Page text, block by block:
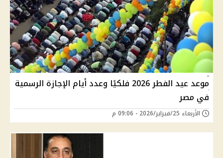
موعد عيد الفطر 2026 فلكيًا وعدد أيام الإجازة الرسمية
في مصر
الأربعاء 25/فبراير/2026 - 09:06 م